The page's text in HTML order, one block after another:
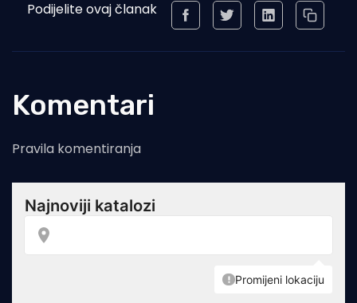
Podijelite ovaj članak
Komentari
Pravila komentiranja